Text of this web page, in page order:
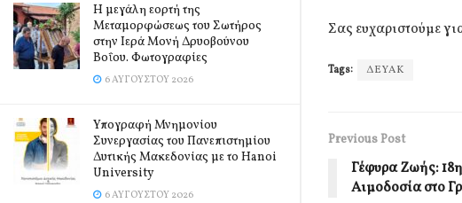
Η μεγάλη εορτή της
Μεταμορφώσεως του Σωτήρος
στην Ιερά Μονή Δρυοβούνου
Βοΐου. Φωτογραφίες
6 ΑΥΓΟΎΣΤΟΥ 2026
Υπογραφή Μνημονίου
Συνεργασίας του Πανεπιστημίου
Δυτικής Μακεδονίας με το Hanoi
University
6 ΑΥΓΟΎΣΤΟΥ 2026
Σας ευχαριστούμε
Tags: ΔΕΥΑΚ
Previous Post
Γέφυρα Ζωής:
Αιμοδοσία στο